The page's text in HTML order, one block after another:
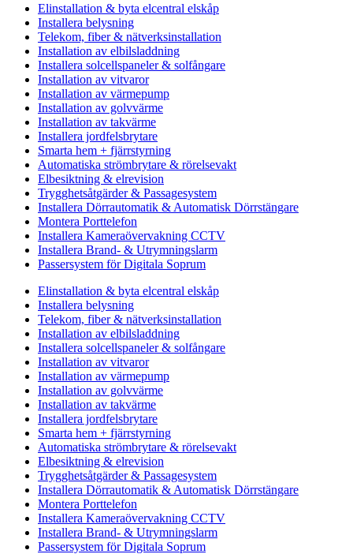
Elinstallation & byta elcentral elskåp
Installera belysning
Telekom, fiber & nätverksinstallation
Installation av elbilsladdning
Installera solcellspaneler & solfångare
Installation av vitvaror
Installation av värmepump
Installation av golvvärme
Installation av takvärme
Installera jordfelsbrytare
Smarta hem + fjärrstyrning
Automatiska strömbrytare & rörelsevakt
Elbesiktning & elrevision
Trygghetsåtgärder & Passagesystem
Installera Dörrautomatik & Automatisk Dörrstängare
Montera Porttelefon
Installera Kameraövervakning CCTV
Installera Brand- & Utrymningslarm
Passersystem för Digitala Soprum
Elinstallation & byta elcentral elskåp
Installera belysning
Telekom, fiber & nätverksinstallation
Installation av elbilsladdning
Installera solcellspaneler & solfångare
Installation av vitvaror
Installation av värmepump
Installation av golvvärme
Installation av takvärme
Installera jordfelsbrytare
Smarta hem + fjärrstyrning
Automatiska strömbrytare & rörelsevakt
Elbesiktning & elrevision
Trygghetsåtgärder & Passagesystem
Installera Dörrautomatik & Automatisk Dörrstängare
Montera Porttelefon
Installera Kameraövervakning CCTV
Installera Brand- & Utrymningslarm
Passersystem för Digitala Soprum